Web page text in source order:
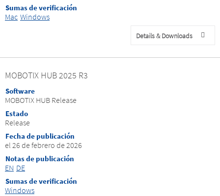
Sumas de verificación
Mac Windows
Details & Downloads
MOBOTIX HUB 2025 R3
Software
MOBOTIX HUB Release
Estado
Release
Fecha de publicación
el 26 de febrero de 2026
Notas de publicación
EN DE
Sumas de verificación
Windows